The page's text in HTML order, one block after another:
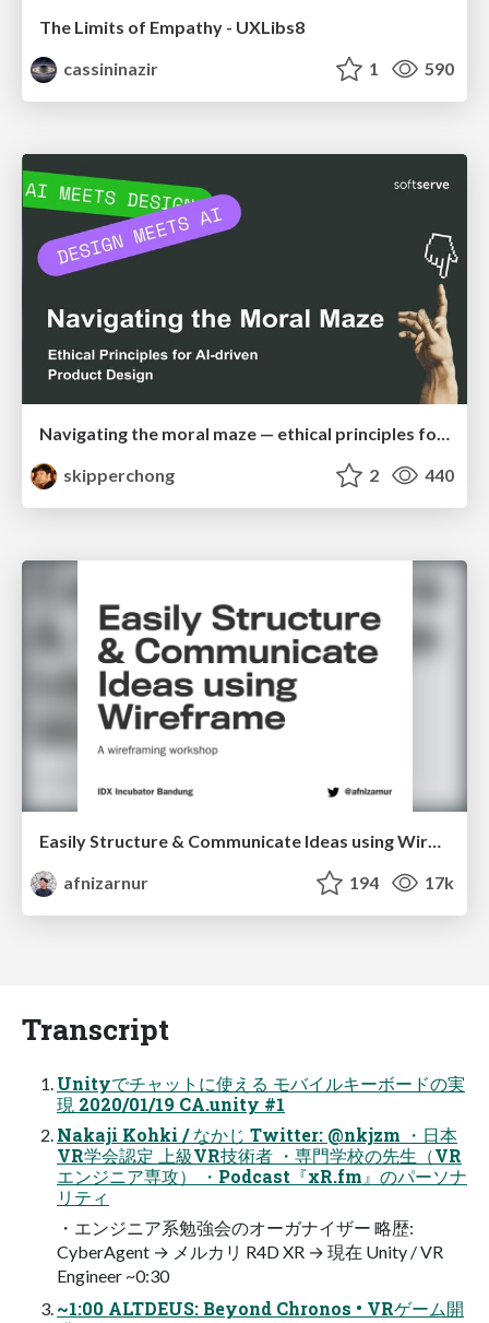
The Limits of Empathy - UXLibs8
cassininazir
1 590
Navigating the moral maze — ethical principles for Al-driven product design
skipperchong
2 440
afnizarnur
194 17k
Transcript
Unityでチャットに使える モバイルキーボードの実
現 2020/01/19 CA.unity #1
Nakaji Kohki / なかじ Twitter: @nkjzm ・日本
VR学会認定 上級VR技術者 ・専門学校の先生（VR
エンジニア専攻） ・Podcast『xR.fm』のパーソナ
リティ
・エンジニア系勉強会のオーガナイザー 略歴:
CyberAgent → メルカリ R4D XR → 現在 Unity / VR
Engineer ~0:30
~1:00 ALTDEUS: Beyond Chronos • VRゲーム開